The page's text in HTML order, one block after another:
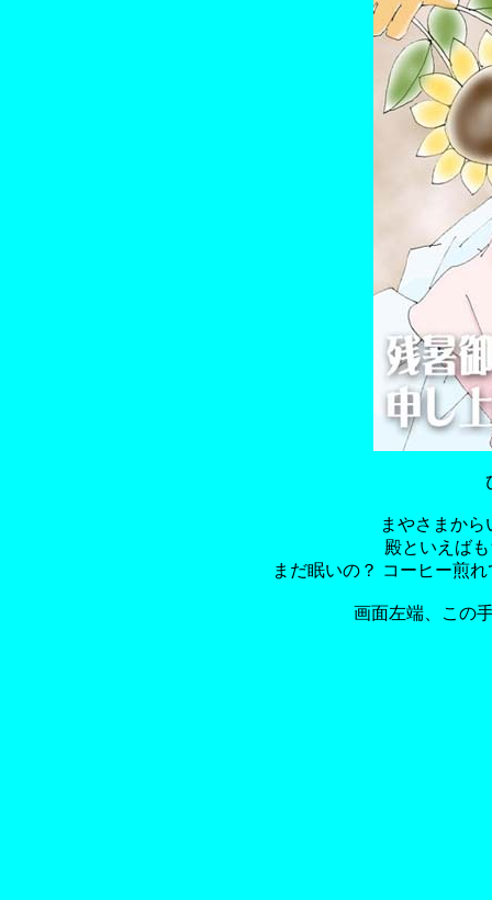
まやさまか
殿といえば
まだ眠いの？ コーヒー煎
画面左端、この